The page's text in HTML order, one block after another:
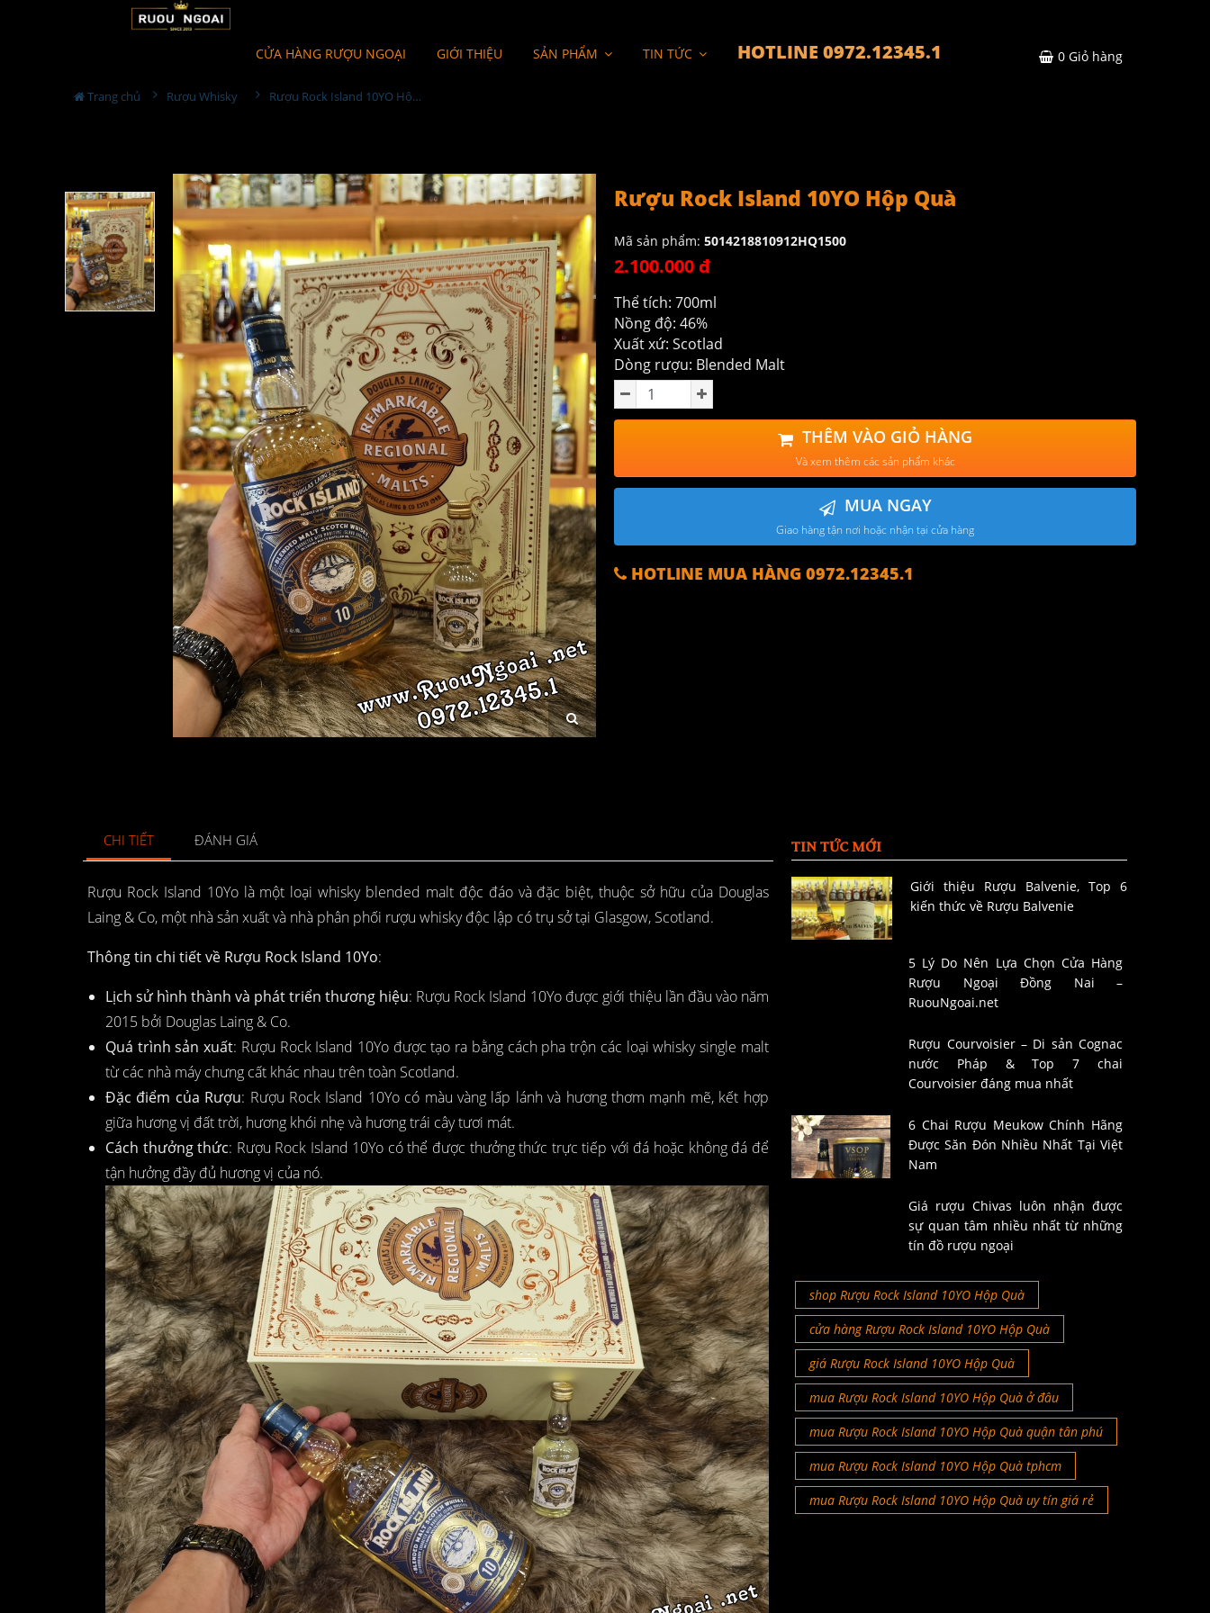
CỬA HÀNG RƯỢU NGOẠI GIỚI THIỆU SẢN PHẨM TIN TỨC HOTLINE 0972.12345.1 0 Giỏ hàng
Trang chủ Rượu Whisky Rượu Rock Island 10YO Hộp Quà
Rượu Rock Island 10YO Hộp Quà
Mã sản phẩm: 5014218810912HQ1500
2.100.000 đ
Thể tích: 700ml
Nồng độ: 46%
Xuất xứ: Scotlad
Dòng rượu: Blended Malt
THÊM VÀO GIỎ HÀNG
Và xem thêm các sản phẩm khác
MUA NGAY
Giao hàng tận nơi hoặc nhận tại cửa hàng
HOTLINE MUA HÀNG 0972.12345.1
CHI TIẾT ĐÁNH GIÁ
Rượu Rock Island 10Yo là một loại whisky blended malt độc đáo và đặc biệt, thuộc sở hữu của Douglas
Laing & Co, một nhà sản xuất và nhà phân phối rượu whisky độc lập có trụ sở tại Glasgow, Scotland.
Thông tin chi tiết về Rượu Rock Island 10Yo:
Lịch sử hình thành và phát triển thương hiệu: Rượu Rock Island 10Yo được giới thiệu lần đầu vào năm
2015 bởi Douglas Laing & Co.
Quá trình sản xuất: Rượu Rock Island 10Yo được tạo ra bằng cách pha trộn các loại whisky single malt
từ các nhà máy chưng cất khác nhau trên toàn Scotland.
Đặc điểm của Rượu: Rượu Rock Island 10Yo có màu vàng lấp lánh và hương thơm mạnh mẽ, kết hợp
giữa hương vị đất trời, hương khói nhẹ và hương trái cây tươi mát.
Cách thưởng thức: Rượu Rock Island 10Yo có thể được thưởng thức trực tiếp với đá hoặc không đá để
tận hưởng đầy đủ hương vị của nó.
TIN TỨC MỚI
Giới thiệu Rượu Balvenie, Top 6
kiến thức về Rượu Balvenie
5 Lý Do Nên Lựa Chọn Cửa Hàng
Rượu Ngoại Đồng Nai –
RuouNgoai.net
Rượu Courvoisier – Di sản Cognac
nước Pháp & Top 7 chai
Courvoisier đáng mua nhất
6 Chai Rượu Meukow Chính Hãng
Được Săn Đón Nhiều Nhất Tại Việt
Nam
Giá rượu Chivas luôn nhận được
sự quan tâm nhiều nhất từ những
tín đồ rượu ngoại
shop Rượu Rock Island 10YO Hộp Quà
cửa hàng Rượu Rock Island 10YO Hộp Quà
giá Rượu Rock Island 10YO Hộp Quà
mua Rượu Rock Island 10YO Hộp Quà ở đâu
mua Rượu Rock Island 10YO Hộp Quà quận tân phú
mua Rượu Rock Island 10YO Hộp Quà tphcm
mua Rượu Rock Island 10YO Hộp Quà uy tín giá rẻ